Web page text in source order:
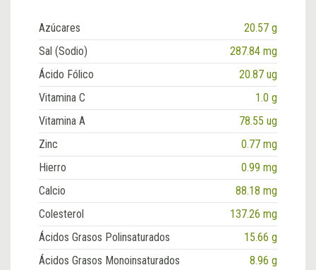
Azúcares
20.57 g
Sal (Sodio)
287.84 mg
Ácido Fólico
20.87 ug
Vitamina C
1.0 g
Vitamina A
78.55 ug
Zinc
0.77 mg
Hierro
0.99 mg
Calcio
88.18 mg
Colesterol
137.26 mg
Ácidos Grasos Polinsaturados
15.66 g
Ácidos Grasos Monoinsaturados
8.96 g